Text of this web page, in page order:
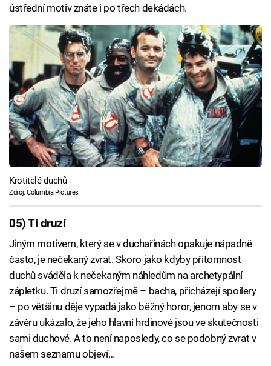
ústřední motiv znáte i po třech dekádách.
Krotitelé duchů
Zdroj: Columbia Pictures
05) Ti druzí
Jiným motivem, který se v duchařinách opakuje nápadně
často, je nečekaný zvrat. Skoro jako kdyby přítomnost
duchů sváděla k nečekaným náhledům na archetypální
zápletku. Ti druzí samozřejmě – bacha, přicházejí spoilery
– po většinu děje vypadá jako běžný horor, jenom aby se v
závěru ukázalo, že jeho hlavní hrdinové jsou ve skutečnosti
sami duchové. A to není naposledy, co se podobný zvrat v
našem seznamu objeví…